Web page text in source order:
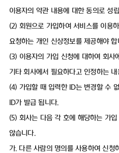
이용자의 약관 내용에 대한 동의로 성
(2) 회원으로 가입하여 서비스를 이용
요청하는 개인 신상정보를 제공해야 합
(3) 이용자의 가입 신청에 대하여 회사
기타 회사에서 필요하다고 인정하는
(4) 가입할 때 입력한 ID는 변경할 수
ID가 발급 됩니다.
(5) 회사는 다음 각 호에 해당하는 가입
않습니다.
가. 다른 사람의 명의를 사용하여 신청